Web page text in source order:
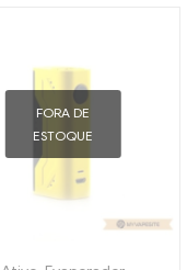
FORA DE
ESTOQUE